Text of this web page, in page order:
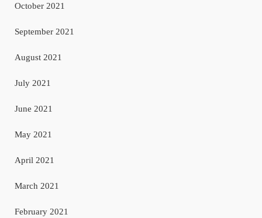
October 2021
September 2021
August 2021
July 2021
June 2021
May 2021
April 2021
March 2021
February 2021